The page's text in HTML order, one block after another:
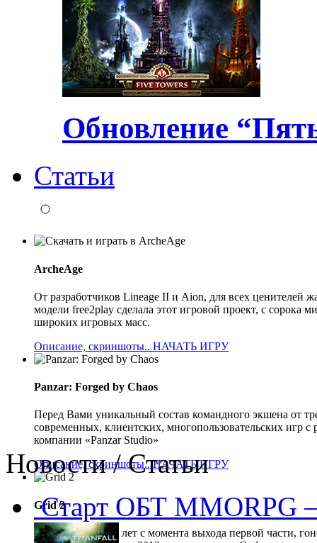
Обновление
Статьи
ArcheAge
От разработчиков Lineage II и Aion, для всех ценителей
модели free2play сделала этот игровой проект, с
широких игровых масс.
Описание, скриншоты.. НАЧАТЬ ИГРУ
Panzar: Forged by Chaos
Перед Вами уникальный состав командного экшена от
современных, клиентских, многопользовательских игр
компании «Panzar Studio»
Описание, скриншоты..НАЧАТЬ ИГРУ
Grid 2
Прошло 5 долгих лет с момента выхода первой части,
Новости / Статьи
Старт ОБТ MMORPG